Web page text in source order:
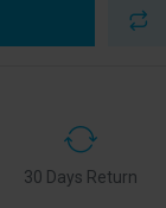
30 Days Return